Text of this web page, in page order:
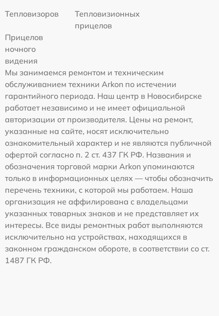
Тепловизоров
Тепловизионных
прицелов
Прицелов
ночного
видения
Мы занимаемся ремонтом и техническим
обслуживанием техники Arkon по истечении
гарантийного периода. Наш центр в Новосибирске
работает независимо и не имеет официальной
авторизации от производителя. Цены на ремонт,
указанные на сайте, носят исключительно
ознакомительный характер и не являются публичной
офертой согласно п. 2 ст. 437 ГК РФ. Названия и
обозначения торговой марки Arkon упоминаются
только в информационных целях — чтобы обозначить
перечень техники, с которой мы работаем. Наша
организация не аффилирована с владельцами
указанных товарных знаков и не представляет их
интересы. Все виды ремонтных работ выполняются
исключительно на устройствах, находящихся в
законном гражданском обороте, в соответствии со ст.
1487 ГК РФ.